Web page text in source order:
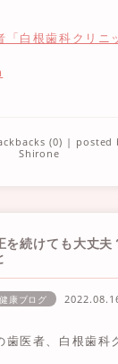
「白根歯科クリニ
(0) | posted
Shirone
を続けても大丈夫
康ブログ
歯医者、白根歯科